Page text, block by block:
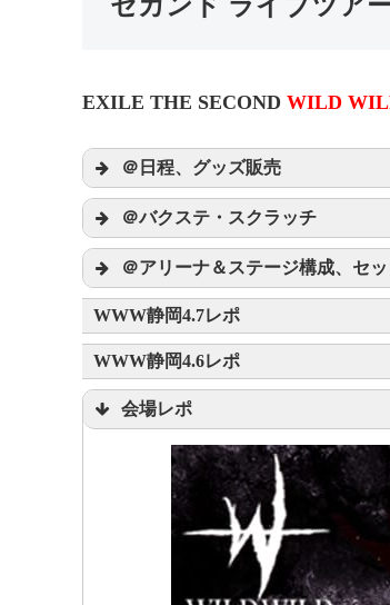
セカンド ライブツア
EXILE THE SECOND WILD
＠日程、グッズ販売
WILD
＠バクステ・スクラッチ
WILD
公演会場CDご予約・ご購入者
＠アリーナ＆ステージ構成、セ
WWW静岡4.7レポ
WWW静岡4.6レポ
会場レポ